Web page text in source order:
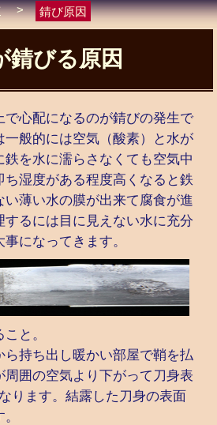
> 錆び原因
錆びる原因
で心配になるのが錆びの発生で
一般的には空気（酸素）と水が
鉄を水に濡らさなくても空気中
ち湿度がある程度高くなると鉄
薄い水の膜が出来て腐食が進
るには目に見えない水に充分
になってきます。
と。
ら持ち出し暖かい部屋で鞘を払
周囲の空気より下がって刀身表
ります。結露した刀身の表面